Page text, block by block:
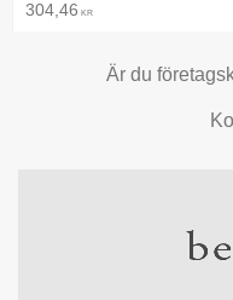
304,46 KR
Är du